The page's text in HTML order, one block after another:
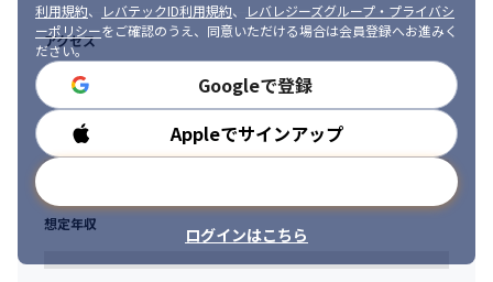
利用規約、 レバテックID利用規約、
レバレジーズグループ・プライバシ
ーポリシーをご確認のうえ、同意いただける場合は会員登録へお進みく
ださい。
Googleで登録
Appleでサインアップ
ログインはこちら
アクセス
勤務時間
想定年収